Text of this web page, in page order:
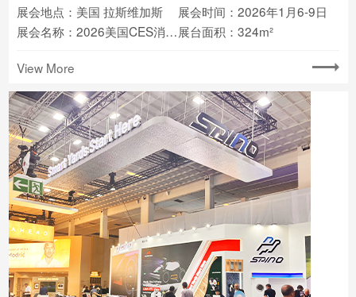
展会地点：美国 拉斯维加斯
展会时间：2026年1月6-9日
展会名称：2026美国CES消费电子展展台面积：324m²
View More